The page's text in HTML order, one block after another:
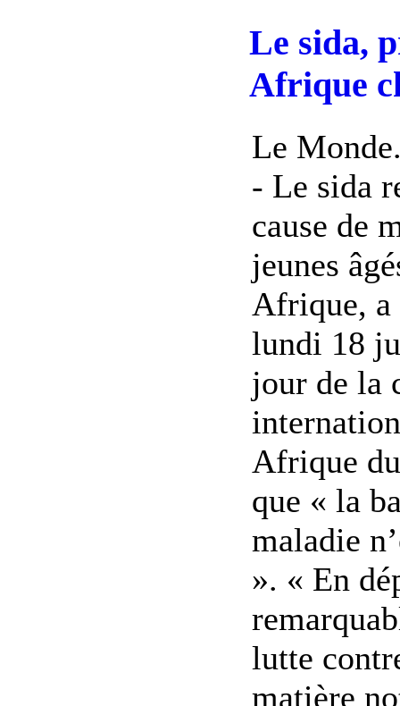
Le sida,
Afrique
Le
- Le sida
cause de
jeunes
Afrique, a
lundi 18
jour de la
Afrique
que « la
maladie
». « En
lutte
matière